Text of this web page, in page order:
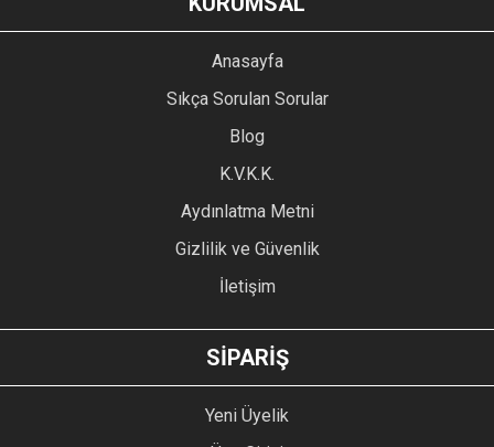
Anasayfa
Sıkça Sorulan Sorular
Blog
K.V.K.K.
Aydınlatma Metni
Gizlilik ve Güvenlik
İletişim
SİPARİŞ
Yeni Üyelik